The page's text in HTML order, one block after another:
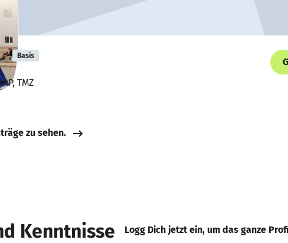
Basis
TMZ
zu sehen.
Kenntnisse Logg Dich jetzt ein, um das ganze